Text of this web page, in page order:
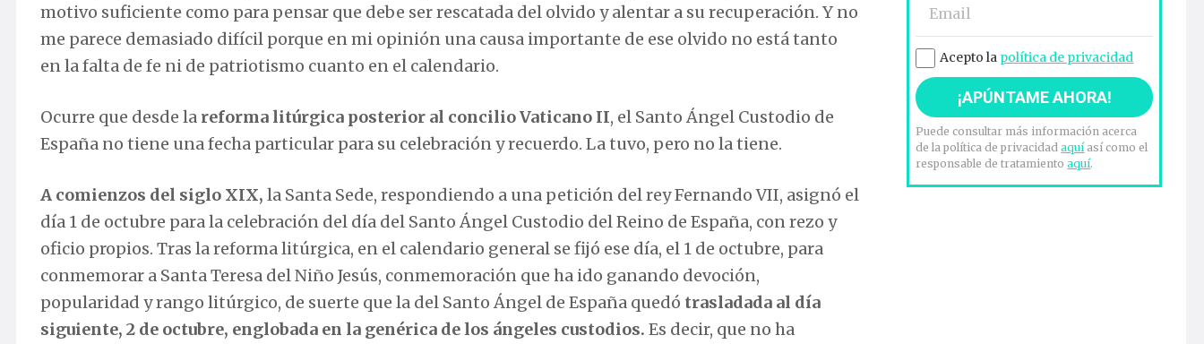
motivo suficiente como para pensar que debe ser rescatada del olvido y alentar a su recuperación. Y no
me parece demasiado difícil porque en mi opinión una causa importante de ese olvido no está tanto
en la falta de fe ni de patriotismo cuanto en el calendario.
Ocurre que desde la reforma litúrgica posterior al concilio Vaticano II, el Santo Ángel Custodio de
España no tiene una fecha particular para su celebración y recuerdo. La tuvo, pero no la tiene.
A comienzos del siglo XIX, la Santa Sede, respondiendo a una petición del rey Fernando VII, asignó el
día 1 de octubre para la celebración del día del Santo Ángel Custodio del Reino de España, con rezo y
oficio propios. Tras la reforma litúrgica, en el calendario general se fijó ese día, el 1 de octubre, para
conmemorar a Santa Teresa del Niño Jesús, conmemoración que ha ido ganando devoción,
popularidad y rango litúrgico, de suerte que la del Santo Ángel de España quedó trasladada al día
siguiente, 2 de octubre, englobada en la genérica de los ángeles custodios. Es decir, que no ha
Acepto la política de privacidad
Puede consultar más información acerca
de la política de privacidadaquíasí como el
responsable de tratamientoaquí.